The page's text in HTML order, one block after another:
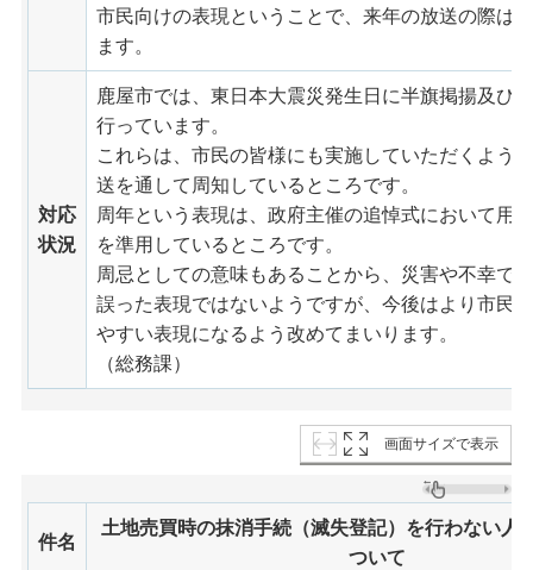
市民向けの表現ということで、来年の放送の際は
ます。
対応
状況
鹿屋市では、東日本大震災発生日に半旗掲揚及び
行っています。
これらは、市民の皆様にも実施していただくよう
送を通して周知しているところです。
周年という表現は、政府主催の追悼式において用
を準用しているところです。
周忌としての意味もあることから、災害や不幸で
誤った表現ではないようですが、今後はより市民
やすい表現になるよう改めてまいります。
（総務課）
画面サイズで表示
件名
土地売買時の抹消手続（滅失登記）を行わない人
ついて